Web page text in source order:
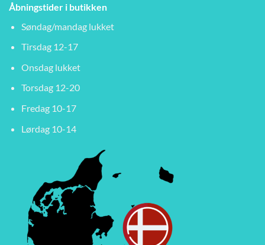
Åbningstider i butikken
Søndag/mandag lukket
Tirsdag 12-17
Onsdag lukket
Torsdag 12-20
Fredag 10-17
Lørdag 10-14